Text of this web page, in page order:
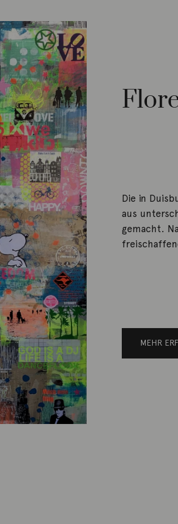
Die in
aus
gemacht.
MEHR